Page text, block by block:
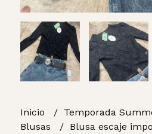
Inicio
Temporada
Blusas
Blusa escaje